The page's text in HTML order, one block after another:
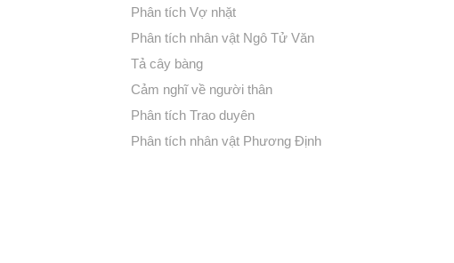
Phân tích Vợ nhặt
Phân tích nhân vật Ngô Tử Văn
Tả cây bàng
Cảm nghĩ về người thân
Phân tích Trao duyên
Phân tích nhân vật Phương Định